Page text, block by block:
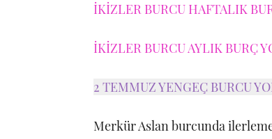
İKİZLER BURCU HAFTALIK
İKİZLER BURCU AYLIK BURÇ
2 TEMMUZ YENGEÇ BURCU
Merkür Aslan burcunda